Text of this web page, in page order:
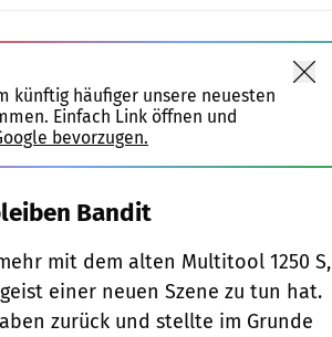
künftig häufiger unsere neuesten
Einfach Link öffnen und
bevorzugen.
Bandit
mit dem alten Multitool 1250 S,
einer neuen Szene zu tun hat.
zurück und stellte im Grunde